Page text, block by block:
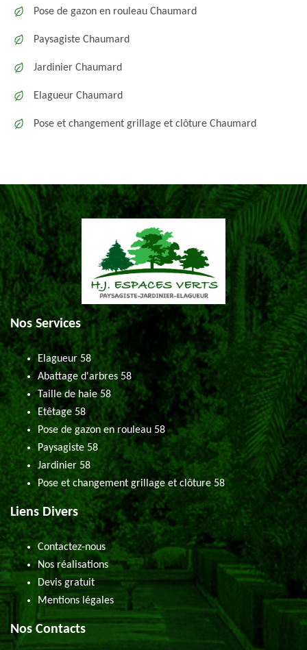
Pose de gazon en rouleau Chaumard
Paysagiste Chaumard
Jardinier Chaumard
Elagueur Chaumard
Pose et changement grillage et clôture Chaumard
Nos Services
Elagueur 58
Abattage d'arbres 58
Taille de haie 58
Etêtage 58
Pose de gazon en rouleau 58
Paysagiste 58
Jardinier 58
Pose et changement grillage et clôture 58
Liens Divers
Contactez-nous
Nos réalisations
Devis gratuit
Mentions légales
Nos Contacts